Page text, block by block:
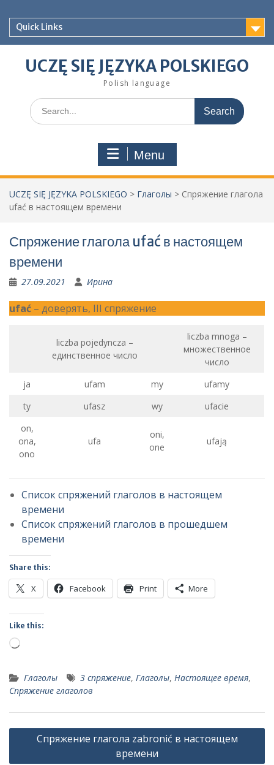
contentQuick Links
UCZĘ SIĘ JĘZYKA POLSKIEGO
Polish language
Search
for:
Menu
UCZĘ SIĘ JĘZYKA POLSKIEGO > Глаголы > Спряжение глагола
ufać в настоящем времени
Спряжение глагола ufać в настоящем
времени
27.09.2021 Ирина
ufać – доверять, III спряжение
liczba pojedyncza –
единственное число
liczba mnoga –
множественное
число
ja
ufam my
ufamy
ty
ufasz wy
ufacie
on,
ona,
ono
ufa
oni,
one
ufają
Список спряжений глаголов в настоящем
времени
Список спряжений глаголов в прошедшем
времени
Share this:
X Facebook Print More
Like this:
Loading…
Глаголы 3 спряжение, Глаголы, Настоящее время,
Спряжение глаголов
Post
navigation
Спряжение глагола zabronić в настоящем
времени